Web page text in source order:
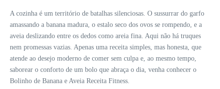
A cozinha é um território de batalhas silenciosas. O sussurrar do garfo
amassando a banana madura, o estalo seco dos ovos se rompendo, e a
aveia deslizando entre os dedos como areia fina. Aqui não há truques
nem promessas vazias. Apenas uma receita simples, mas honesta, que
atende ao desejo moderno de comer sem culpa e, ao mesmo tempo,
saborear o conforto de um bolo que abraça o dia, venha conhecer o
Bolinho de Banana e Aveia Receita Fitness.